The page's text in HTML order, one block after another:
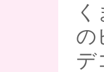
の
デ